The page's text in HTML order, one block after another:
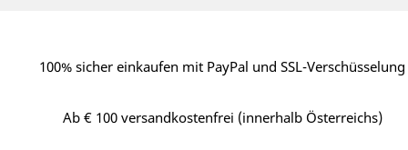
100% sicher einkaufen mit PayPal und SSL-Verschüsselung
Ab € 100 versandkostenfrei (innerhalb Österreichs)